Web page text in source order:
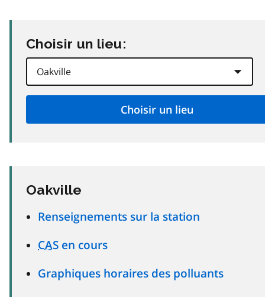
Choisir un lieu:
Oakville
Renseignements sur la station
CAS en cours
Graphiques horaires des polluants